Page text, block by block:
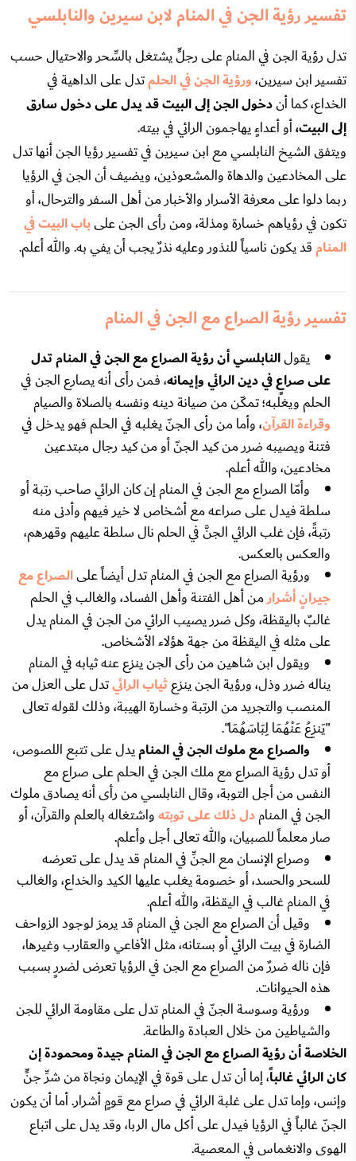
تفسير رؤية الجن في المنام لابن سيرين والنابلسي
تدل رؤية الجن في المنام على رجلٍّ يشتغل بالسِّحر والاحتيال حسب
تفسير ابن سيرين،ورؤية الجن في الحلمتدل على الداهية في
الخداع، كما أندخول الجن إلى البيت قد يدل على دخول سارق
إلى البيت،أو أعداءٍ يهاجمون الرائي في بيته.
ويتفق الشيخ النابلسي مع ابن سيرين في تفسير رؤيا الجن أنها تدل
على المخادعين والدهاة والمشعوذين، ويضيف أن الجن في الرؤيا
ربما دلوا على معرفة الأسرار والأخبار من أهل السفر والترحال، أو
تكون في رؤياهم خسارة ومذلة، ومن رأى الجن علىباب البيت في
المنامقد يكون ناسياً للنذور وعليه نذرٌ يجب أن يفي به. والله أعلم.
تفسير رؤية الصراع مع الجن في المنام
يقولالنابلسي أن رؤية الصراع مع الجن في المنام تدل
على صراعٍ في دين الرائي وإيمانه، فمن رأى أنه يصارع الجن في
الحلم ويغلبه؛ تمكّن من صيانة دينه ونفسه بالصلاة والصيام
وقراءة القرآن، وأما من رأى الجنّ يغلبه في الحلم فهو يدخل في
فتنة ويصيبه ضرر من كيد الجنّ أو من كيد رجال مبتدعين
مخادعين، والله أعلم.
وأمّا الصراع مع الجن في المنام إن كان الرائي صاحب رتبة أو
سلطة فيدل على صراعه مع أشخاص لا خير فيهم وأدنى منه
رتبةً، فإن غلب الرائي الجنَّ في الحلم نال سلطة عليهم وقهرهم،
والعكس بالعكس.
ورؤية الصراع مع الجن في المنام تدل أيضاً علىالصراع مع
جيرانٍ أشرارمن أهل الفتنة وأهل الفساد، والغالب في الحلم
غالبٌ باليقظة، وكل ضرر يصيب الرائي من الجن في المنام يدل
على مثله في اليقظة من جهة هؤلاء الأشخاص.
ويقول ابن شاهين من رأى الجن ينزع عنه ثيابه في المنام
يناله ضرر وذل، ورؤية الجن ينزعثياب الرائيتدل على العزل من
المنصب والتجريد من الرتبة وخسارة الهيبة، وذلك لقوله تعالى
"يَنزِعُ عَنْهُمَا لِبَاسَهُمَا".
والصراع مع ملوك الجن في المناميدل على تتبع اللصوص،
أو تدل رؤية الصراع مع ملك الجن في الحلم على صراع مع
النفس من أجل التوبة، وقال النابلسي من رأى أنه يصادق ملوك
الجن في المنامدل ذلك على توبتهواشتغاله بالعلم والقرآن، أو
صار معلماً للصبيان، والله تعالى أجل وأعلم.
وصراع الإنسان مع الجنِّ في المنام قد يدل على تعرضه
للسحر والحسد، أو خصومة يغلب عليها الكيد والخداع، والغالب
في المنام غالب في اليقظة، والله أعلم.
وقيل أن الصراع مع الجن في المنام قد يرمز لوجود الزواحف
الضارة في بيت الرائي أو بستانه، مثل الأفاعي والعقارب وغيرها،
فإن ناله ضررٌ من الصراع مع الجن في الرؤيا تعرض لضررٍ بسبب
هذه الحيوانات.
ورؤية وسوسة الجنّ في المنام تدل على مقاومة الرائي للجن
والشياطين من خلال العبادة والطاعة.
الخلاصة أن رؤية الصراع مع الجن في المنام جيدة ومحمودة إن
كان الرائي غالباً، إما أن تدل على قوة في الإيمان ونجاة من شرِّ جنٍّ
وإنس، وإما تدل على غلبة الرائي في صراع مع قومٍ أشرار. أما أن يكون
الجنّ غالباً في الرؤيا فيدل على أكل مال الربا، وقد يدل على اتباع
الهوى والانغماس في المعصية.